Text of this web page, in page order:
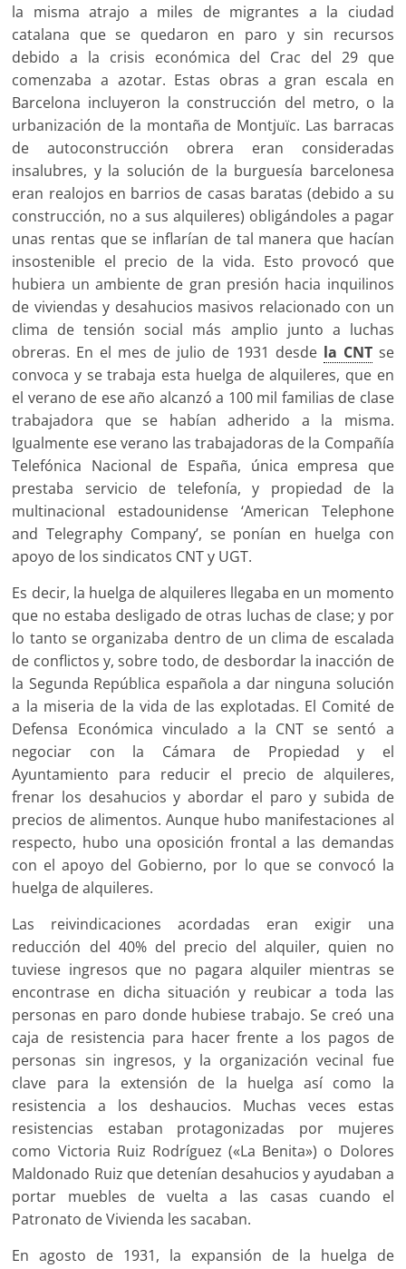
la misma atrajo a miles de migrantes a la ciudad
catalana que se quedaron en paro y sin recursos
debido a la crisis económica del Crac del 29 que
comenzaba a azotar. Estas obras a gran escala en
Barcelona incluyeron la construcción del metro, o la
urbanización de la montaña de Montjuïc. Las barracas
de autoconstrucción obrera eran consideradas
insalubres, y la solución de la burguesía barcelonesa
eran realojos en barrios de casas baratas (debido a su
construcción, no a sus alquileres) obligándoles a pagar
unas rentas que se inflarían de tal manera que hacían
insostenible el precio de la vida. Esto provocó que
hubiera un ambiente de gran presión hacia inquilinos
de viviendas y desahucios masivos relacionado con un
clima de tensión social más amplio junto a luchas
obreras. En el mes de julio de 1931 desde la CNTse
convoca y se trabaja esta huelga de alquileres, que en
el verano de ese año alcanzó a 100 mil familias de clase
trabajadora que se habían adherido a la misma.
Igualmente ese verano las trabajadoras de la Compañía
Telefónica Nacional de España, única empresa que
prestaba servicio de telefonía, y propiedad de la
multinacional estadounidense ‘American Telephone
and Telegraphy Company’, se ponían en huelga con
apoyo de los sindicatos CNT y UGT.
Es decir, la huelga de alquileres llegaba en un momento
que no estaba desligado de otras luchas de clase; y por
lo tanto se organizaba dentro de un clima de escalada
de conflictos y, sobre todo, de desbordar la inacción de
la Segunda República española a dar ninguna solución
a la miseria de la vida de las explotadas. El Comité de
Defensa Económica vinculado a la CNT se sentó a
negociar con la Cámara de Propiedad y el
Ayuntamiento para reducir el precio de alquileres,
frenar los desahucios y abordar el paro y subida de
precios de alimentos. Aunque hubo manifestaciones al
respecto, hubo una oposición frontal a las demandas
con el apoyo del Gobierno, por lo que se convocó la
huelga de alquileres.
Las reivindicaciones acordadas eran exigir una
reducción del 40% del precio del alquiler, quien no
tuviese ingresos que no pagara alquiler mientras se
encontrase en dicha situación y reubicar a toda las
personas en paro donde hubiese trabajo. Se creó una
caja de resistencia para hacer frente a los pagos de
personas sin ingresos, y la organización vecinal fue
clave para la extensión de la huelga así como la
resistencia a los deshaucios. Muchas veces estas
resistencias estaban protagonizadas por mujeres
como Victoria Ruiz Rodríguez («La Benita») o Dolores
Maldonado Ruiz que detenían desahucios y ayudaban a
portar muebles de vuelta a las casas cuando el
Patronato de Vivienda les sacaban.
En agosto de 1931, la expansión de la huelga de